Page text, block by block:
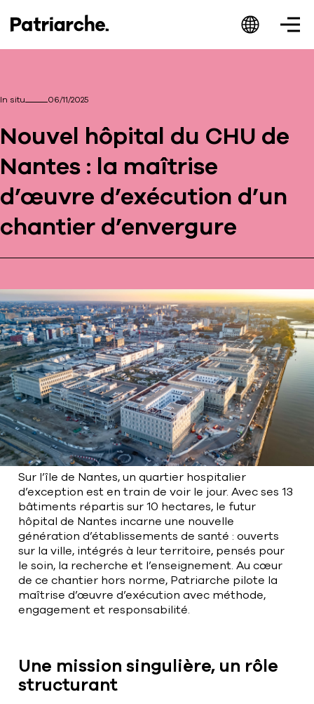
In situ 06/11/2025
Nouvel hôpital du CHU de
Nantes : la maîtrise
d’œuvre d’exécution d’un
chantier d’envergure
Sur l’île de Nantes, un quartier hospitalier
d’exception est en train de voir le jour. Avec ses 13
bâtiments répartis sur 10 hectares, le futur
hôpital de Nantes incarne une nouvelle
génération d’établissements de santé : ouverts
sur la ville, intégrés à leur territoire, pensés pour
le soin, la recherche et l’enseignement. Au cœur
de ce chantier hors norme, Patriarche pilote la
maîtrise d’œuvre d’exécution avec méthode,
engagement et responsabilité.
Une mission singulière, un rôle
structurant
Patriarche.
Augmented
Architecture
Architecte, ingénieur et designer
Bart | Patriarche
Maître d'ouvrage
Autumn | Patriarche
Contractant général
Myah | Patriarche
Contractant général en aménagement
intérieur
Walter | Patriarche
Exploitant, fournisseur de services et
animateur d’espaces